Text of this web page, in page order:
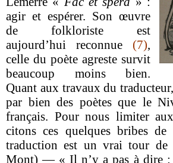
agir et espérer. Son œuvre
de folkloriste est
aujourd’hui reconnue (7),
celle du poète agreste survit
beaucoup moins bien.
Quant aux travaux du
par bien des poètes que le
français. Pour nous limiter
citons ces quelques bribes
traduction est un vrai tour
Mont) — « Il n’y a pas à dire :